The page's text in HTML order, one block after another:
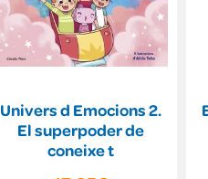
Univers d Emocions 2.
El superpoder de
coneixe t